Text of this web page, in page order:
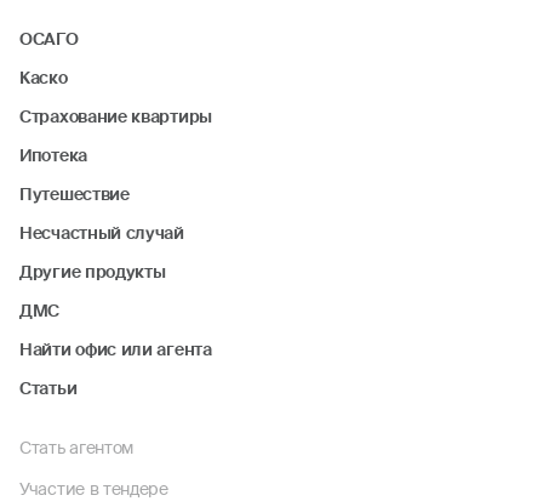
ОСАГО
Каско
Страхование квартиры
Ипотека
Путешествие
Несчастный случай
Другие продукты
ДМС
Найти офис или агента
Статьи
Стать агентом
Участие в тендере